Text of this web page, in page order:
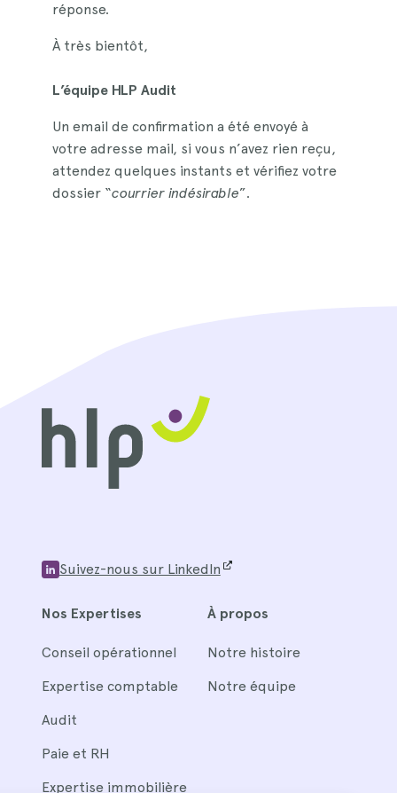
réponse.
À très bientôt,
L’équipe HLP Audit
Un email de confirmation a été envoyé à
votre adresse mail, si vous n’avez rien reçu,
attendez quelques instants et vérifiez votre
dossier “courrier indésirable”.
Suivez-nous sur LinkedIn
Nos Expertises
Conseil opérationnel
Expertise comptable
Audit
Paie et RH
Expertise immobilière
À propos
Notre histoire
Notre équipe